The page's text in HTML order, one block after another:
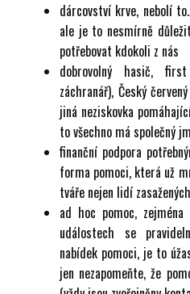
dárcovství krve, nebolí
ale je to nesmírně
potřebovat kdokoli z nás
dobrovolný hasič,
záchranář), Český
jiná neziskovka
to všechno má společný
finanční podpora
forma pomoci, která už
tváře nejen lidí
ad hoc pomoc,
událostech se
nabídek pomoci, je to
jen nezapomeňte, že